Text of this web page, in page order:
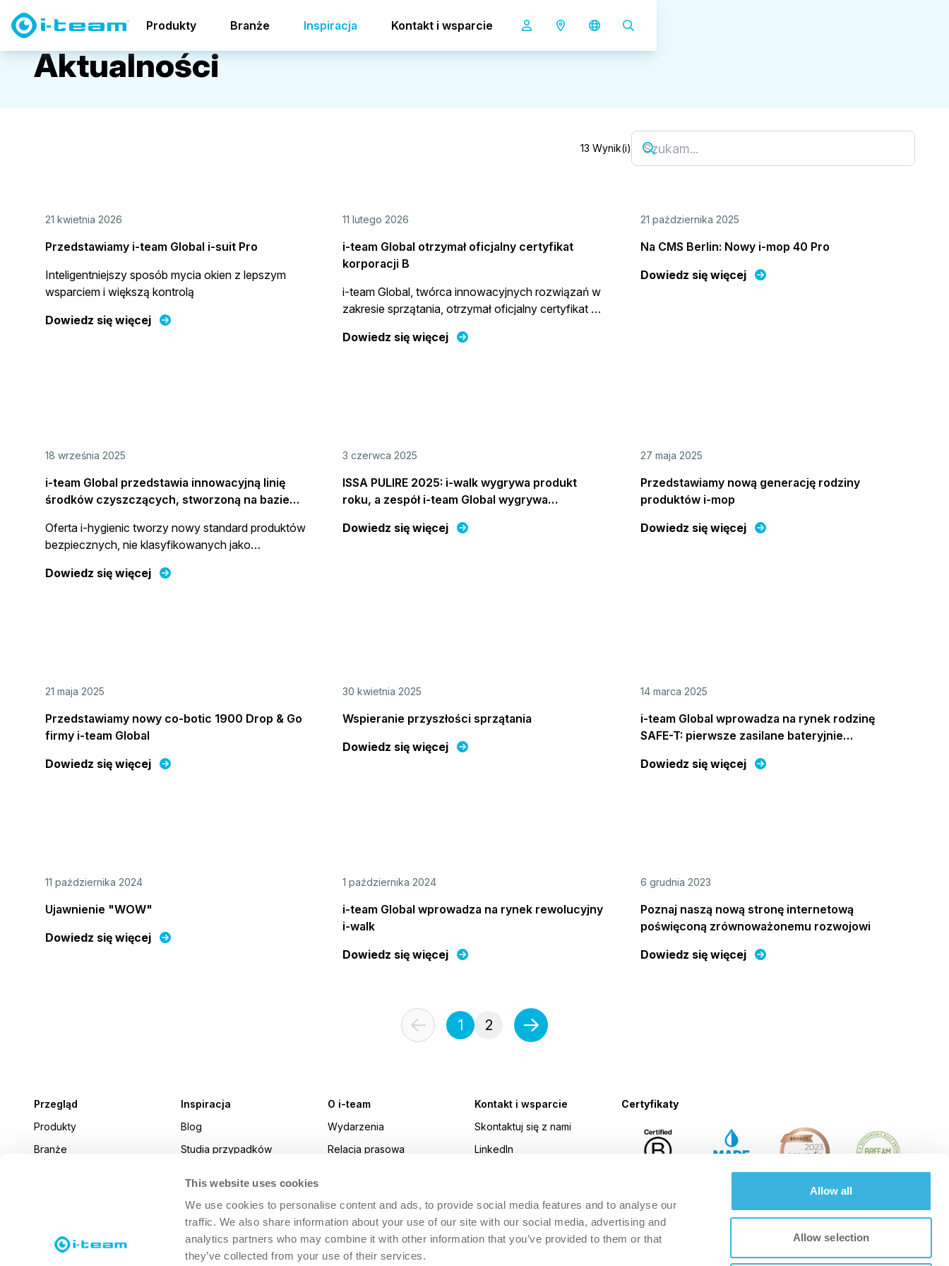
This website uses cookies
We use cookies to personalise content and ads, to provide social media features and to analyse our
traffic. We also share information about your use of our site with our social media, advertising and
analytics partners who may combine it with other information that you’ve provided to them or that
they’ve collected from your use of their services.
Allow all
Allow selection
Produkty Branże Inspiracja Kontakt i wsparcie
Aktualności
13 Wynik(i)
21 kwietnia 2026
Przedstawiamy i-team Global i-suit Pro
Inteligentniejszy sposób mycia okien z lepszym
wsparciem i większą kontrolą
Dowiedz się więcej
11 lutego 2026
i-team Global otrzymał oficjalny certyfikat
korporacji B
i-team Global, twórca innowacyjnych rozwiązań w
zakresie sprzątania, otrzymał oficjalny certyfikat B
Dowiedz się więcej
21 października 2025
Na CMS Berlin: Nowy i-mop 40 Pro
Dowiedz się więcej
18 września 2025
i-team Global przedstawia innowacyjną linię
środków czyszczących, stworzoną na bazie
Oferta i-hygienic tworzy nowy standard produktów
bezpiecznych, nie klasyfikowanych jako
w wysiłkach kierowanych na ochronę środowiska.
Dowiedz się więcej
3 czerwca 2025
ISSA PULIRE 2025: i-walk wygrywa produkt
roku, a zespół i-team Global wygrywa
Dowiedz się więcej
27 maja 2025
Przedstawiamy nową generację rodziny
produktów i-mop
Dowiedz się więcej
21 maja 2025
Przedstawiamy nowy co-botic 1900 Drop & Go
firmy i-team Global
Dowiedz się więcej
30 kwietnia 2025
Wspieranie przyszłości sprzątania
Dowiedz się więcej
14 marca 2025
i-team Global wprowadza na rynek rodzinę
SAFE-T: pierwsze zasilane bateryjnie
pomieszczeniach czystych
Dowiedz się więcej
11 października 2024
Ujawnienie "WOW"
Dowiedz się więcej
1 października 2024
i-team Global wprowadza na rynek rewolucyjny
i-walk
Dowiedz się więcej
6 grudnia 2023
Poznaj naszą nową stronę internetową
poświęconą zrównoważonemu rozwojowi
Dowiedz się więcej
1 2
Przegląd
Produkty
Branże
Inspiracja
Blog
Studia przypadków
O i-team
Wydarzenia
Relacja prasowa
Zrównoważony rozwój
Made Blue
i-academy
Kontakt i wsparcie
Skontaktuj się z nami
LinkedIn
Facebook
Certyfikaty